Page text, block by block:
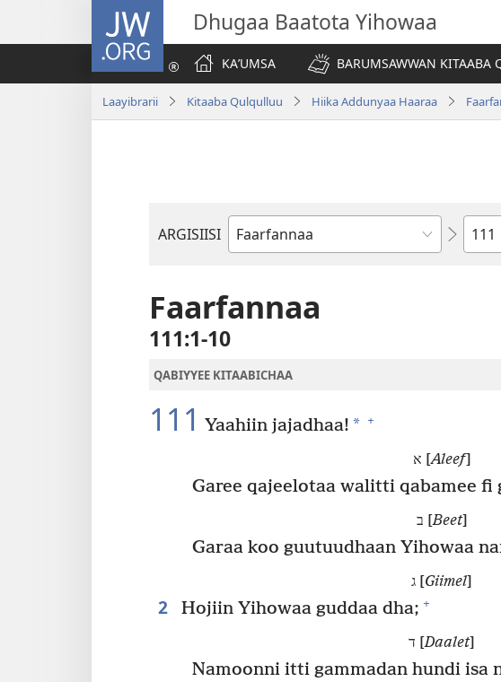
JW.ORG Dhugaa Baatota Yihowaa
KAʼUMSA
BARUMSAWWAN KITAABA
Laayibrarii Kitaaba Qulqulluu Hiika Addunyaa Haaraa
ARGISIISI
Kitaaba
Qulqulluu
Faarfannaa
111:1-10
QABIYYEE KITAABICHAA
111 Yaahiin jajadhaa! * +
א [Aleef]
Garee qajeelotaa walitti qabamee fi
ב [Beet]
Garaa koo guutuudhaan Yihowaa
ג [Giimel]
2 Hojiin Yihowaa guddaa dha; +
ד [Daalet]
Namoonni itti gammadan hundi isa